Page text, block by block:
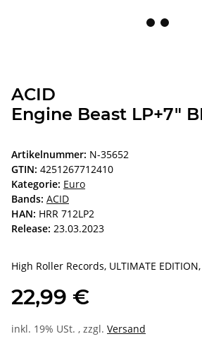
ACID
Engine Beast LP+7"
Artikelnummer: N-35652
GTIN: 4251267712410
Kategorie: Euro
Bands: ACID
HAN: HRR 712LP2
Release: 23.03.2023
High Roller Records, ULTIMATE
22,99 €
inkl. 19% USt. , zzgl. Versand